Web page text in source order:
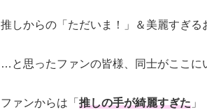
推しからの「ただいま！」＆美麗すぎ
…と思ったファンの皆様、同士がここに
ファンからは「 推しの手が綺麗すぎた 」